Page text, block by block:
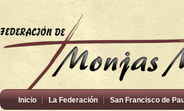
Inicio La Federación San Francisco de